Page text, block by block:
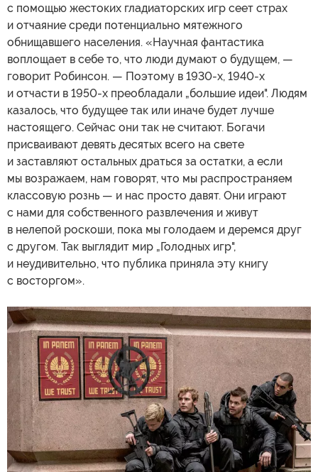
с помощью жестоких гладиаторских игр сеет страх
и отчаяние среди потенциально мятежного
обнищавшего населения. «Научная фантастика
воплощает в себе то, что люди думают о будущем, —
говорит Робинсон. — Поэтому в 1930-х, 1940-х
и отчасти в 1950-х преобладали „большие идеи". Людям
казалось, что будущее так или иначе будет лучше
настоящего. Сейчас они так не считают. Богачи
присваивают девять десятых всего на свете
и заставляют остальных драться за остатки, а если
мы возражаем, нам говорят, что мы распространяем
классовую рознь — и нас просто давят. Они играют
с нами для собственного развлечения и живут
в нелепой роскоши, пока мы голодаем и деремся друг
с другом. Так выглядит мир „Голодных игр",
и неудивительно, что публика приняла эту книгу
с восторгом».